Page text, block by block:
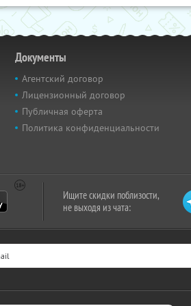
Документы
Агентский договор
Лицензионный договор
Публичная оферта
Политика конфиденциальности
Ищите скидки поблизости,
не выходя из чата: